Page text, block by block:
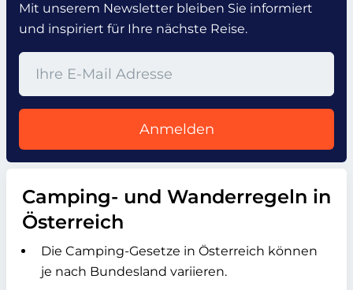
Mit unserem Newsletter bleiben Sie informiert
und inspiriert für Ihre nächste Reise.
Anmelden
Camping- und Wanderregeln in
Österreich
Die Camping-Gesetze in Österreich können
je nach Bundesland variieren.